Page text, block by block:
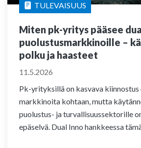
TULEVAISUUS
Miten pk-yritys pääsee
puolustusmarkkinoille –
polku ja haasteet
11.5.2026
Pk-yrityksillä on kasvava kiinnostus
markkinoita kohtaan, mutta
puolustus- ja turvallisuussektorille
epäselvä. Dual Inno hankkeessa